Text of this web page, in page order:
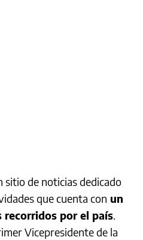
sitio de noticias dedicado
que cuenta con un
por el país.
Vicepresidente de la